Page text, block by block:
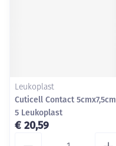
Leukoplast
Cuticell Contact 5cmx7,5cm
5 Leukoplast
€ 20,59